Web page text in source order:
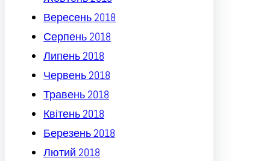
Вересень 2018
Серпень 2018
Липень 2018
Червень 2018
Травень 2018
Квітень 2018
Березень 2018
Лютий 2018